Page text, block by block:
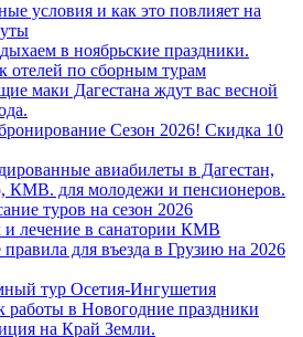
условия и как это повлияет на
в ноябрьские праздники.
отелей по сборным турам
маки Дагестана ждут вас весной
Сезон 2026! Скидка 10
авиабилеты в Дагестан,
КМВ. для молодежи и пенсионеров.
туров на сезон 2026
лечение в санатории КМВ
для въезда в Грузию на 2026
тур Осетия-Ингушетия
работы в Новогодние праздники
на Край Земли.